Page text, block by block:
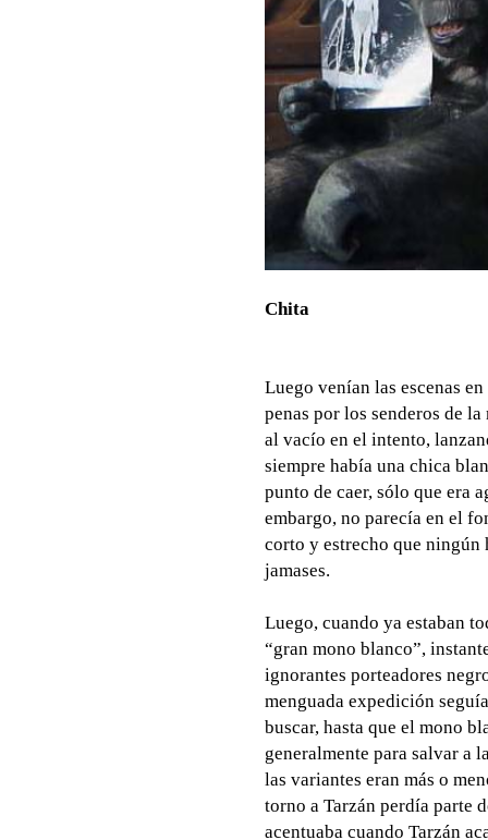
Chita
Luego venían las escenas
penas por los senderos de
al vacío en el intento,
siempre había una chica
punto de caer, sólo que era
embargo, no parecía en el
corto y estrecho que ningún
jamases.
Luego, cuando ya estaban
“gran mono blanco”,
ignorantes porteadores
menguada expedición
buscar, hasta que el mono
generalmente para salvar a
las variantes eran más o
torno a Tarzán perdía parte
acentuaba cuando Tarzán